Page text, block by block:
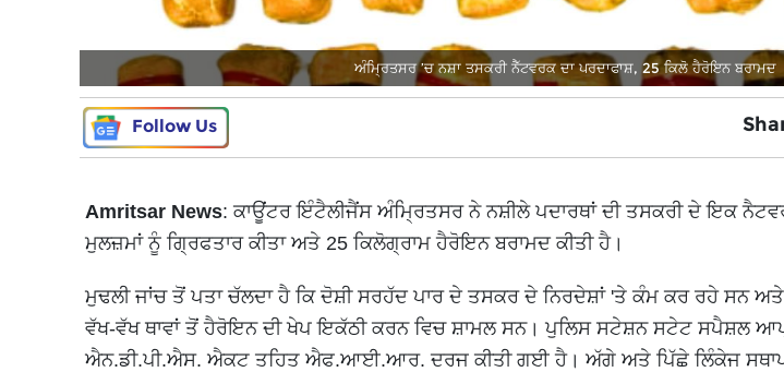
ਅੰਮ੍ਰਿਤਸਰ ’ਚ ਨਸ਼ਾ ਤਸਕਰੀ ਨੈੱਟਵਰਕ ਦਾ ਪਰਦਾਫਾਸ਼, 25 ਕਿਲੋ ਹੈਰੋਇਨ ਬਰਾਮਦ
Follow Us
Amritsar News: ਕਾਊਂਟਰ ਇੰਟੈਲੀਜੈਂਸ ਅੰਮ੍ਰਿਤਸਰ ਨੇ ਨਸ਼ੀਲੇ ਪਦਾਰਥਾਂ ਦੀ ਤਸਕਰੀ ਦੇ ਇਕ
ਮੁਲਜ਼ਮਾਂ ਨੂੰ ਗ੍ਰਿਫਤਾਰ ਕੀਤਾ ਅਤੇ 25 ਕਿਲੋਗ੍ਰਾਮ ਹੈਰੋਇਨ ਬਰਾਮਦ ਕੀਤੀ ਹੈ।
ਮੁਢਲੀ ਜਾਂਚ ਤੋਂ ਪਤਾ ਚੱਲਦਾ ਹੈ ਕਿ ਦੋਸ਼ੀ ਸਰਹੱਦ ਪਾਰ ਦੇ ਤਸਕਰ ਦੇ ਨਿਰਦੇਸ਼ਾਂ 'ਤੇ ਕੰਮ ਕਰ ਰਹੇ ਸਨ
ਵੱਖ-ਵੱਖ ਥਾਵਾਂ ਤੋਂ ਹੈਰੋਇਨ ਦੀ ਖੇਪ ਇਕੱਠੀ ਕਰਨ ਵਿਚ ਸ਼ਾਮਲ ਸਨ। ਪੁਲਿਸ ਸਟੇਸ਼ਨ ਸਟੇਟ ਸਪੈਸ਼ਲ
ਐਨ.ਡੀ.ਪੀ.ਐਸ. ਐਕਟ ਤਹਿਤ ਐਫ.ਆਈ.ਆਰ. ਦਰਜ ਕੀਤੀ ਗਈ ਹੈ। ਅੱਗੇ ਅਤੇ ਪਿੱਛੇ ਲਿੰਕੇਜ